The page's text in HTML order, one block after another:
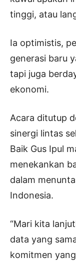
tinggi, atau
Ia optimistis,
generasi baru
tapi juga
ekonomi.
Acara ditutup
sinergi lintas
Baik Gus Ipul
menekankan
dalam
Indonesia.
“Mari kita
data yang
komitmen